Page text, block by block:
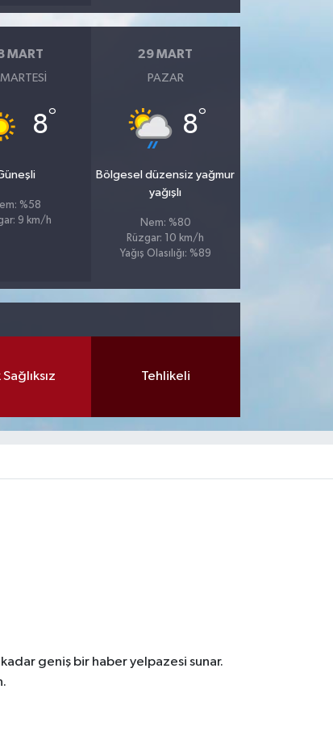
MART
8°
%58
9 km/h
29 MART
PAZAR
8°
Bölgesel düzensiz yağmur
yağışlı
Nem: %80
Rüzgar: 10 km/h
Yağış Olasılığı: %89
Tehlikeli
geniş bir haber yelpazesi sunar.